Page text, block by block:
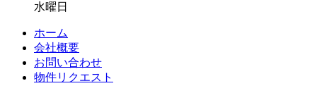
水曜日
ホーム
会社概要
お問い合わせ
物件リクエスト